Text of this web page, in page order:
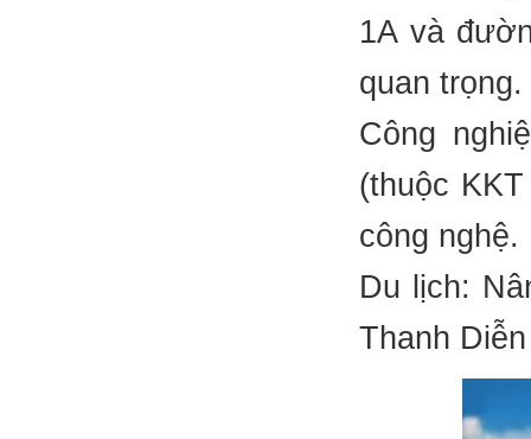
1A và
quan trọng.
Công
(thuộc
công nghệ.
Du lịch:
Thanh